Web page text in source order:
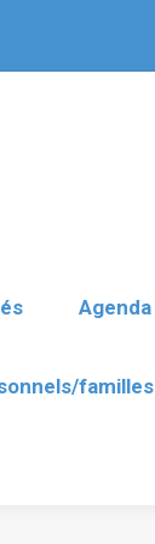
Agenda
familles